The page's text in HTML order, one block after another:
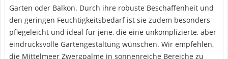
Garten oder Balkon. Durch ihre robuste Beschaffenheit und
den geringen Feuchtigkeitsbedarf ist sie zudem besonders
pflegeleicht und ideal für jene, die eine unkomplizierte, aber
eindrucksvolle Gartengestaltung wünschen. Wir empfehlen,
die Mittelmeer Zwergpalme in sonnenreiche Bereiche zu